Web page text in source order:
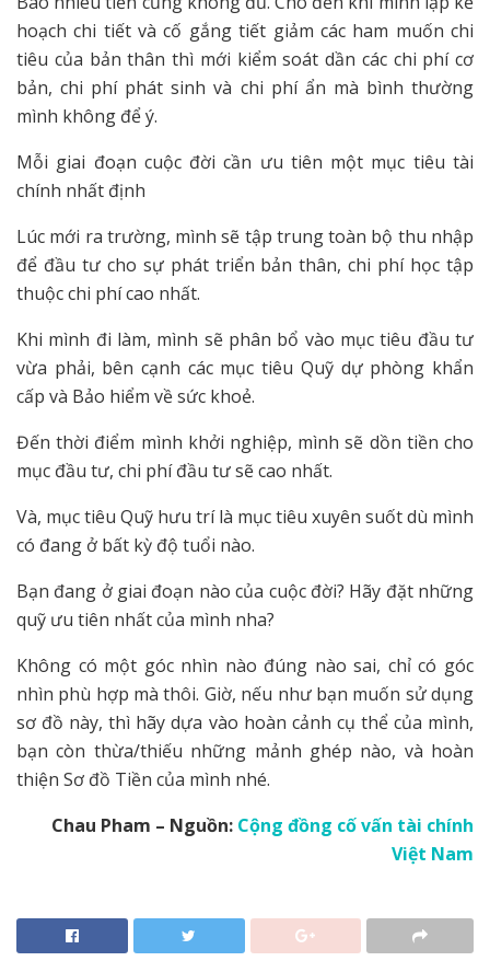
hoạch chi tiết và cố gắng tiết giảm các ham muốn chi
tiêu của bản thân thì mới kiểm soát dần các chi phí cơ
bản, chi phí phát sinh và chi phí ẩn mà bình thường
mình không để ý.
Mỗi giai đoạn cuộc đời cần ưu tiên một mục tiêu tài
chính nhất định
Lúc mới ra trường, mình sẽ tập trung toàn bộ thu nhập
để đầu tư cho sự phát triển bản thân, chi phí học tập
thuộc chi phí cao nhất.
Khi mình đi làm, mình sẽ phân bổ vào mục tiêu đầu tư
vừa phải, bên cạnh các mục tiêu Quỹ dự phòng khẩn
cấp và Bảo hiểm về sức khoẻ.
Đến thời điểm mình khởi nghiệp, mình sẽ dồn tiền cho
mục đầu tư, chi phí đầu tư sẽ cao nhất.
Và, mục tiêu Quỹ hưu trí là mục tiêu xuyên suốt dù mình
có đang ở bất kỳ độ tuổi nào.
Bạn đang ở giai đoạn nào của cuộc đời? Hãy đặt những
quỹ ưu tiên nhất của mình nha?
Không có một góc nhìn nào đúng nào sai, chỉ có góc
nhìn phù hợp mà thôi. Giờ, nếu như bạn muốn sử dụng
sơ đồ này, thì hãy dựa vào hoàn cảnh cụ thể của mình,
bạn còn thừa/thiếu những mảnh ghép nào, và hoàn
thiện Sơ đồ Tiền của mình nhé.
Chau Pham – Nguồn: Cộng đồng cố vấn tài chính
Việt Nam